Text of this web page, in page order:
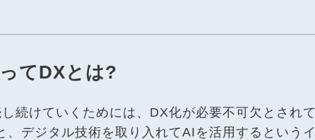
てDXとは?
続けていくためには、DX化が必要不可欠とされて
、デジタル技術を取り入れてAIを活用するというイ